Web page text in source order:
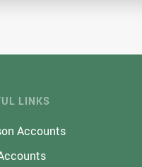
LINKS
Accounts